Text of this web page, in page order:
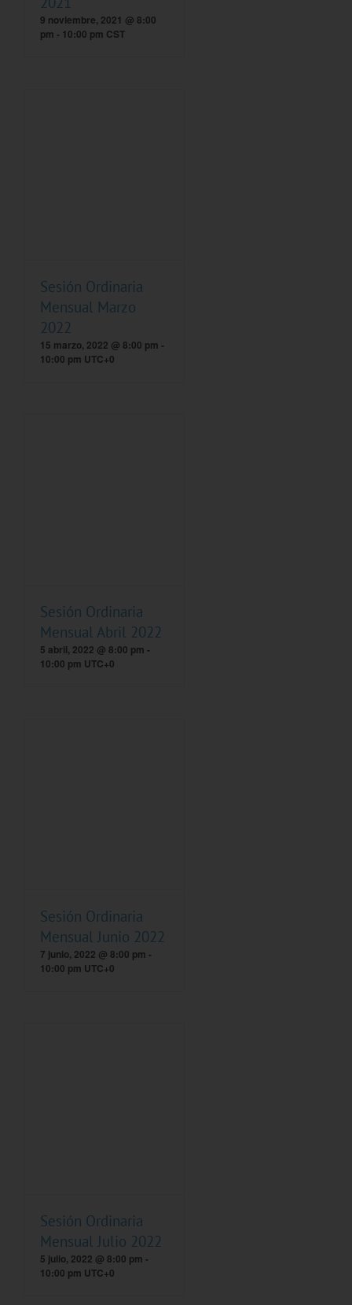
9 noviembre, 2021 @ 8:00
pm - 10:00 pm CST
Sesión Ordinaria
Mensual Marzo
2022
15 marzo, 2022 @ 8:00 pm -
10:00 pm UTC+0
Sesión Ordinaria
Mensual Abril 2022
5 abril, 2022 @ 8:00 pm -
10:00 pm UTC+0
Sesión Ordinaria
Mensual Junio 2022
7 junio, 2022 @ 8:00 pm -
10:00 pm UTC+0
Sesión Ordinaria
Mensual Julio 2022
5 julio, 2022 @ 8:00 pm -
10:00 pm UTC+0